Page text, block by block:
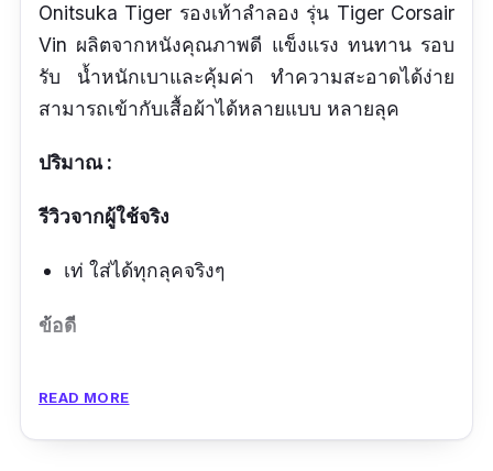
Onitsuka Tiger รองเท้าลำลอง รุ่น Tiger Corsair
Vin ผลิตจากหนังคุณภาพดี แข็งแรง ทนทาน รอบ
รับ น้ำหนักเบาและคุ้มค่า ทำความสะอาดได้ง่าย
สามารถเข้ากับเสื้อผ้าได้หลายแบบ หลายลุค
ปริมาณ :
รีวิวจากผู้ใช้จริง
เท่ ใส่ได้ทุกลุคจริงๆ
ข้อดี
READ MORE